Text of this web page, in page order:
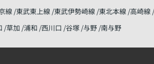
線 東武東上線 東武伊勢崎線 東北本線 高崎線
草加 浦和 西川口 谷塚 与野 南与野